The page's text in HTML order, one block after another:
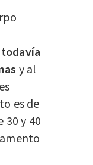
y al
es de
y 40